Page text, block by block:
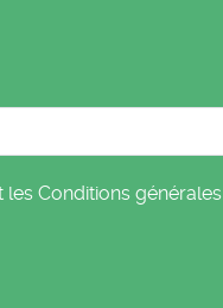
les Conditions générales